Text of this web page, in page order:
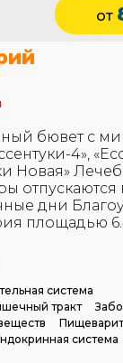
бювет с
4»,
Новая»
дни
площадью
система
тракт
система
от